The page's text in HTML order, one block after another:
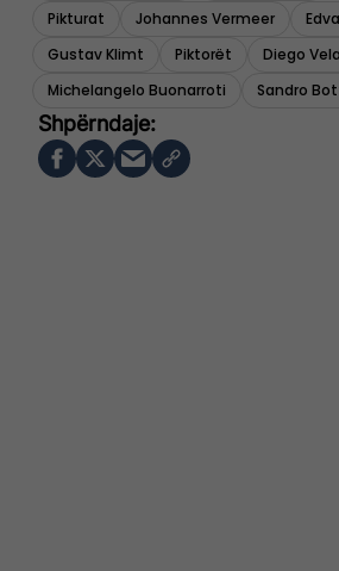
Pikturat Johannes Vermeer
Gustav Klimt
Piktorët
Diego
Michelangelo Buonarroti
Sandro